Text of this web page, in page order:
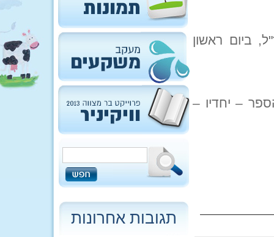
ביום ראשון
– יחדיו –
תגובות אחרונות